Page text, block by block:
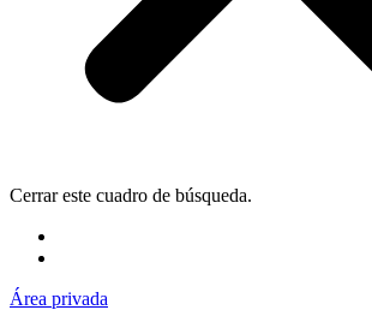
Cerrar este cuadro de búsqueda.
Área privada